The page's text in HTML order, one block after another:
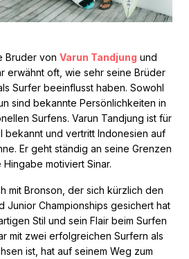
Bruder von Varun Tandjung und
erwähnt oft, wie sehr seine Brüder
Surfer beeinflusst haben. Sowohl
sind bekannte Persönlichkeiten in
Surfens. Varun Tandjung ist für
bekannt und vertritt Indonesien auf
Er geht ständig an seine Grenzen
Hingabe motiviert Sinar.
mit Bronson, der sich kürzlich den
Junior Championships gesichert hat
Stil und sein Flair beim Surfen
mit zwei erfolgreichen Surfern als
ist, hat auf seinem Weg zum